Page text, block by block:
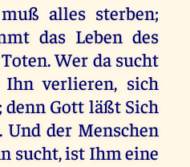
alles sterben;
das Leben des
Wer da sucht
verlieren, sich
denn Gott läßt Sich
der Menschen
sucht, ist Ihm eine